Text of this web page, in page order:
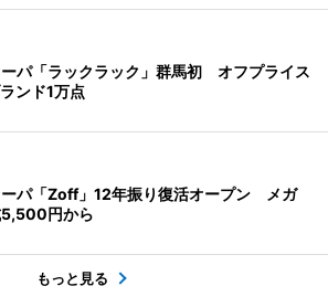
パ「ラックラック」群馬初 オフプライス
ンド1万点
パ「Zoff」12年振り復活オープン メガ
円から
もっと見る